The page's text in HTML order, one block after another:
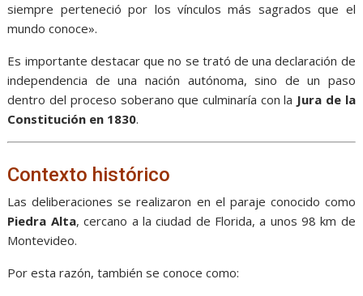
siempre perteneció por los vínculos más sagrados que el
mundo conoce».
Es importante destacar que no se trató de una declaración de
independencia de una nación autónoma, sino de un paso
dentro del proceso soberano que culminaría con la Jura de la
Constitución en 1830.
Contexto histórico
Las deliberaciones se realizaron en el paraje conocido como
Piedra Alta, cercano a la ciudad de Florida, a unos 98 km de
Montevideo.
Por esta razón, también se conoce como: